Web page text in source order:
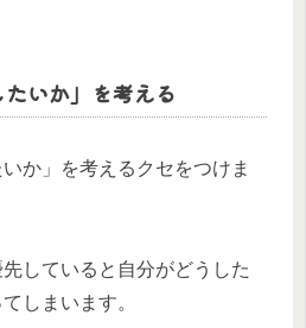
たいか」を考える
か」を考えるクセをつけま
していると自分がどうした
しまいます。